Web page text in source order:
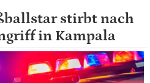
stirbt nach
in Kampala